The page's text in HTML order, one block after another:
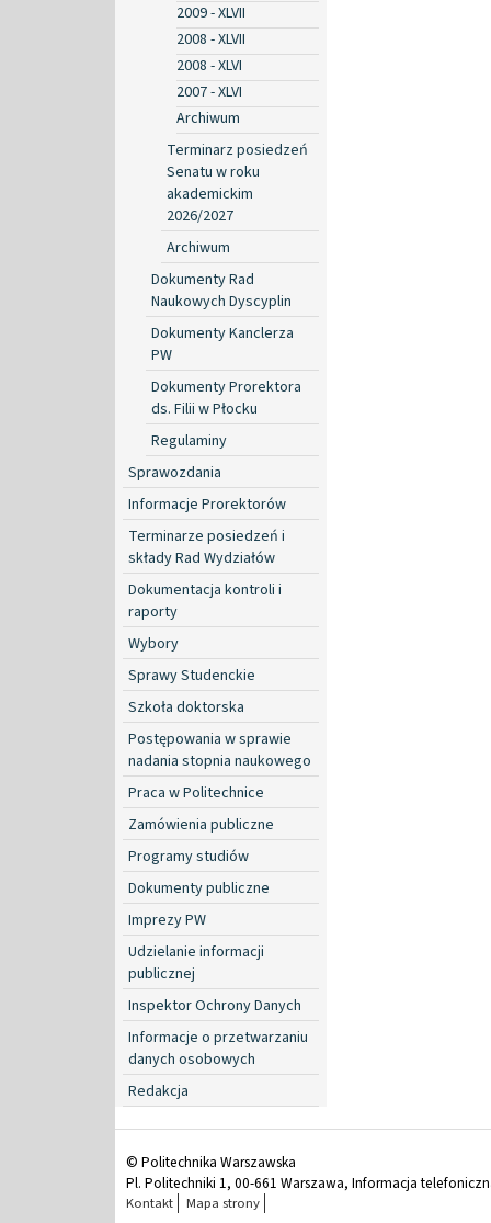
2009 - XLVII
2008 - XLVII
2008 - XLVI
2007 - XLVI
Archiwum
Terminarz posiedzeń
Senatu w roku
akademickim
2026/2027
Archiwum
Dokumenty Rad
Naukowych Dyscyplin
Dokumenty Kanclerza
PW
Dokumenty Prorektora
ds. Filii w Płocku
Regulaminy
Sprawozdania
Informacje Prorektorów
Terminarze posiedzeń i
składy Rad Wydziałów
Dokumentacja kontroli i
raporty
Wybory
Sprawy Studenckie
Szkoła doktorska
Postępowania w sprawie
nadania stopnia naukowego
Praca w Politechnice
Zamówienia publiczne
Programy studiów
Dokumenty publiczne
Imprezy PW
Udzielanie informacji
publicznej
Inspektor Ochrony Danych
Informacje o przetwarzaniu
danych osobowych
Redakcja
© Politechnika Warszawska
Pl. Politechniki 1, 00-661 Warszawa, Informacja
Kontakt Mapa strony